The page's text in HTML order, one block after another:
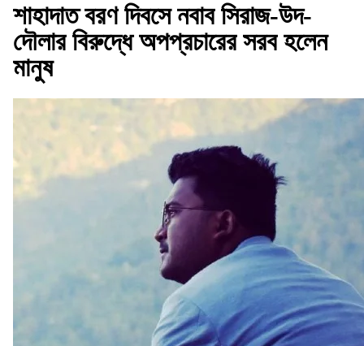
শাহাদাত বরণ দিবসে নবাব সিরাজ-উদ-
দৌলার বিরুদ্ধে অপপ্রচারের সরব হলেন
মানুষ